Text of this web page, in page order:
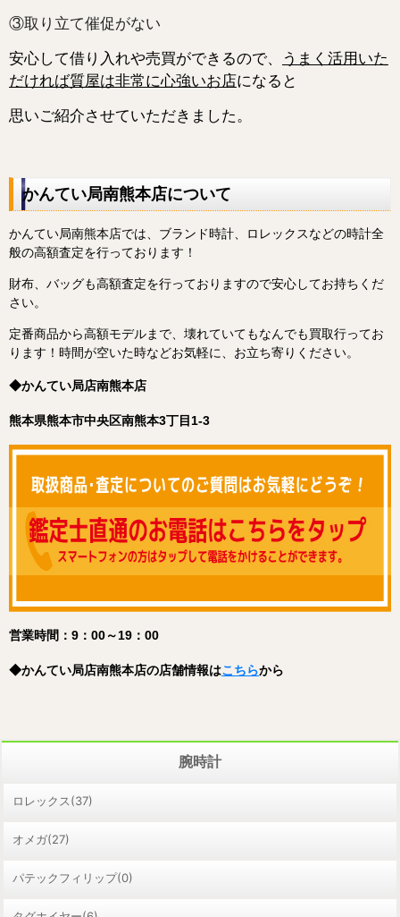
③取り立て催促がない
安心して借り入れや売買ができるので、
うまく活用いた
だければ質屋は非常に心強いお店になると
思いご紹介させていただきました。
かんてい局南熊本店について
かんてい局南熊本店では、ブランド時計、ロレックスなどの時計全
般の高額査定を行っております！
財布、バッグも高額査定を行っておりますので安心してお持ちくだ
さい。
定番商品から高額モデルまで、壊れていてもなんでも買取行ってお
ります！ 時間が空いた時などお気軽に、お立ち寄りください。
◆かんてい局店南熊本店
熊本県熊本市中央区南熊本3丁目1-3
営業時間：9：00～19：00
◆かんてい局店南熊本店の店舗情報はこちらから
腕時計
ロレックス(37)
オメガ(27)
パテックフィリップ(0)